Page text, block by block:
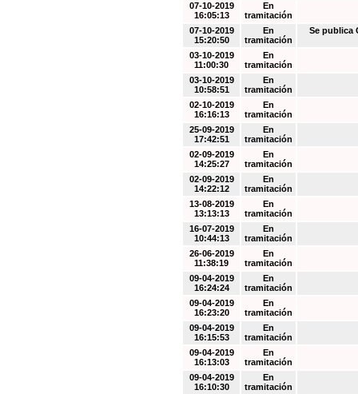
07-10-2019
16:05:13
En
tramitación
07-10-2019
15:20:50
En
tramitación
Se publica
03-10-2019
11:00:30
En
tramitación
03-10-2019
10:58:51
En
tramitación
02-10-2019
16:16:13
En
tramitación
25-09-2019
17:42:51
En
tramitación
02-09-2019
14:25:27
En
tramitación
02-09-2019
14:22:12
En
tramitación
13-08-2019
13:13:13
En
tramitación
16-07-2019
10:44:13
En
tramitación
26-06-2019
11:38:19
En
tramitación
09-04-2019
16:24:24
En
tramitación
09-04-2019
16:23:20
En
tramitación
09-04-2019
16:15:53
En
tramitación
09-04-2019
16:13:03
En
tramitación
09-04-2019
16:10:30
En
tramitación